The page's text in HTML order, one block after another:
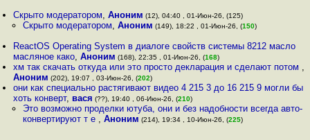
Скрыто модератором,Аноним (12), 04:40 , 01-Июн-26, (125)
Скрыто модератором, Аноним (149), 18:22 , 01-Июн-26, (150)
ReactOS Operating System в диалоге свойств системы 8212 масло
масляное како,Аноним (168), 22:35 , 01-Июн-26, (168)
хм так скачать откуда или это просто декларация и сделают потом ,
Аноним (202), 19:07 , 03-Июн-26, (202)
они как специально растягивают видео 4 215 3 до 16 215 9 могли бы
хоть конверт, вася (??), 19:40 , 06-Июн-26, (210)
Это возможно проделки ютуба, они и без надобности всегда авто-
конвертируют т е , Аноним (214), 19:34 , 10-Июн-26, (225)